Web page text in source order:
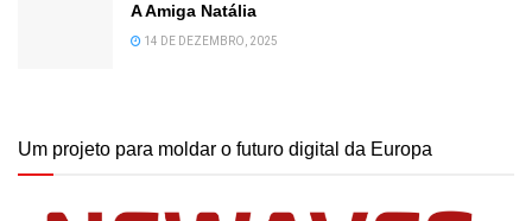
A Amiga Natália
14 DE DEZEMBRO, 2025
Um projeto para moldar o futuro digital da Europa